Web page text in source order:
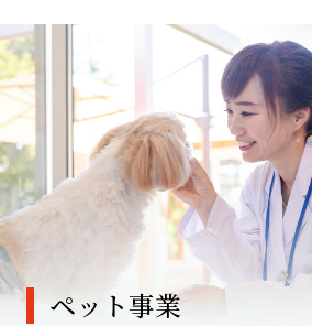
ペット事業